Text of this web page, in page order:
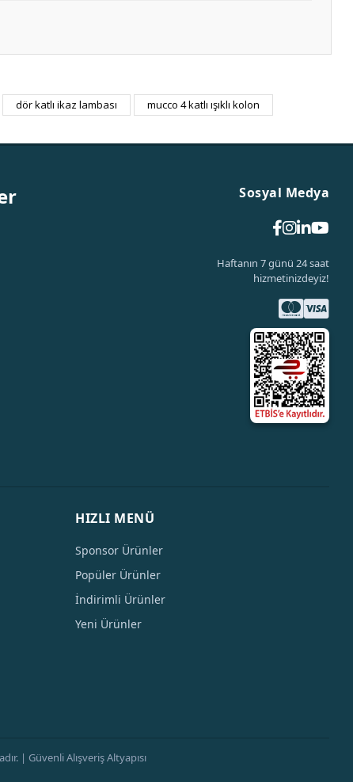
dör katlı ikaz lambası
mucco 4 katlı ışıklı kolon
Sosyal Medya
Haftanın 7 günü 24 saat
hizmetinizdeyiz!
HIZLI MENÜ
Sponsor Ürünler
Popüler Ürünler
İndirimli Ürünler
Yeni Ürünler
| Güvenli Alışveriş Altyapısı